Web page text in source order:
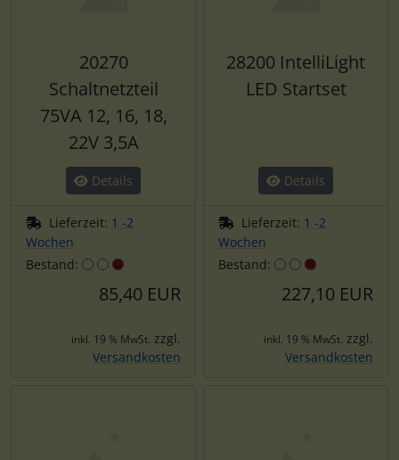
20270
Schaltnetzteil
75VA 12, 16, 18,
22V 3,5A
Details
Lieferzeit: 1 -2
Wochen
Bestand:
85,40 EUR
inkl. 19 % MwSt. zzgl.
Versandkosten
28200 IntelliLight
LED Startset
Details
Lieferzeit: 1 -2
Wochen
Bestand:
227,10 EUR
inkl. 19 % MwSt. zzgl.
Versandkosten